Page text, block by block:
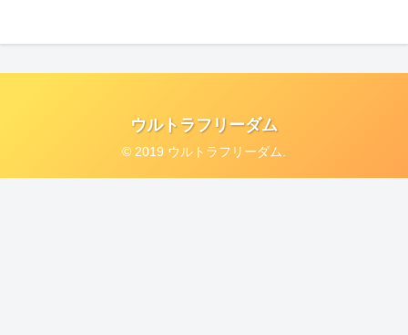
ウルトラフリーダム
© 2019 ウルトラフリーダム.